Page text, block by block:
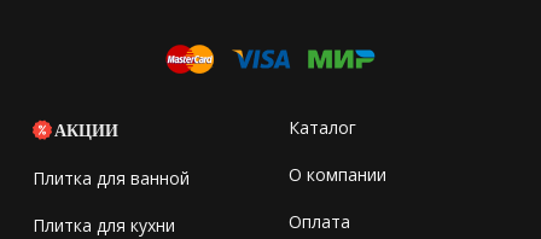
АКЦИИ
Плитка для ванной
Плитка для кухни
Каталог
О компании
Оплата